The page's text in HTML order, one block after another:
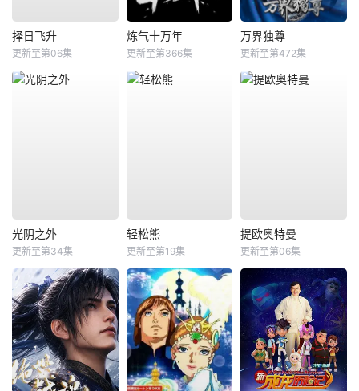
择日飞升
更新至第06集
炼气十万年
更新至第366集
万界独尊
更新至第472集
光阴之外
更新至第34集
轻松熊
更新至第19集
提欧奥特曼
更新至第06集